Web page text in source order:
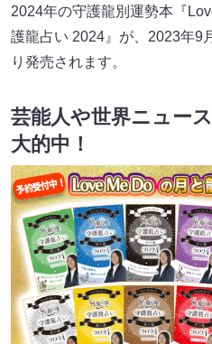
2024年の守護龍別運勢本『
護龍占い 2024』が、2023年9
り発売されます。
芸能人や世界ニュー
大的中！